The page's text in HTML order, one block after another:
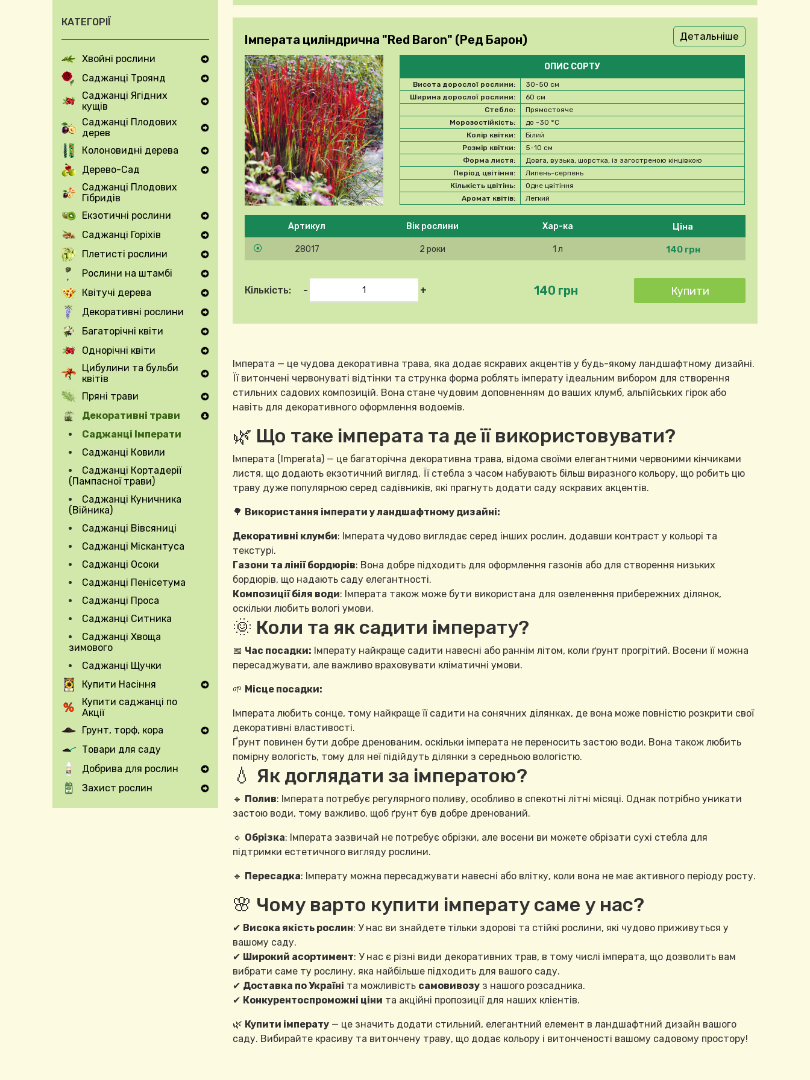
КАТЕГОРІЇ
Хвойні рослини
Expand Secondary Navigation Menu
Саджанці Троянд
Expand Secondary Navigation Menu
Саджанці Ягідних
кущів
Expand Secondary Navigation Menu
Саджанці Плодових
дерев
Expand Secondary Navigation Menu
Колоновидні дерева
Expand Secondary Navigation Menu
Дерево-Сад
Expand Secondary Navigation Menu
Саджанці Плодових
Гібридів
Екзотичні рослини
Expand Secondary Navigation Menu
Саджанці Горіхів
Expand Secondary Navigation Menu
Плетисті рослини
Expand Secondary Navigation Menu
Рослини на штамбі
Expand Secondary Navigation Menu
Квітучі дерева
Expand Secondary Navigation Menu
Декоративні рослини
Expand Secondary Navigation Menu
Багаторічні квіти
Expand Secondary Navigation Menu
Однорічні квіти
Expand Secondary Navigation Menu
Цибулини та бульби
квітів
Expand Secondary Navigation Menu
Пряні трави
Expand Secondary Navigation Menu
Декоративні трави
Expand Secondary Navigation Menu
Саджанці Імперати
Саджанці Ковили
Саджанці Кортадерії
(Пампасної трави)
Саджанці Куничника
(Війника)
Саджанці Вівсяниці
Саджанці Міскантуса
Саджанці Осоки
Саджанці Пенісетума
Саджанці Проса
Саджанці Ситника
Саджанці Хвоща
зимового
Саджанці Щучки
Купити Насіння
Expand Secondary Navigation Menu
Купити саджанці по
Акції
Грунт, торф, кора
Expand Secondary Navigation Menu
Товари для саду
Добрива для рослин
Expand Secondary Navigation Menu
Захист рослин
Expand Secondary Navigation Menu
Імперата циліндрична "Red Baron" (Ред Барон) Детальніше
ОПИС СОРТУ
Висота дорослої рослини:
30-50 см
Ширина дорослої рослини:
60 см
Стебло:
Прямостояче
Морозостійкість:
до -30 °C
Колір квітки:
Білий
Розмір квітки:
5-10 см
Форма листя:
Довга, вузька, шорстка, із загостреною кінцівкою
Період цвітіння:
Липень-серпень
Кількість цвітінь:
Одне цвітіння
Аромат квітів:
Легкий
Будь ласка, виберіть продукт
Артикул Вік рослини Хар-ка Ціна
28017 2 роки 1 л 140 грн
Кількість: - + 140 грн
Імперата — це чудова декоративна трава, яка додає яскравих акцентів у будь-якому ландшафтному дизайні.
Її витончені червонуваті відтінки та струнка форма роблять імперату ідеальним вибором для створення
стильних садових композицій. Вона стане чудовим доповненням до ваших клумб, альпійських гірок або
навіть для декоративного оформлення водоемів.
🌿 Що таке імперата та де її використовувати?
Імперата (Imperata) — це багаторічна декоративна трава, відома своїми елегантними червоними кінчиками
листя, що додають екзотичний вигляд. Її стебла з часом набувають більш виразного кольору, що робить цю
траву дуже популярною серед садівників, які прагнуть додати саду яскравих акцентів.
🌳 Використання імперати у ландшафтному дизайні:
Декоративні клумби: Імперата чудово виглядає серед інших рослин, додавши контраст у кольорі та
текстурі.
Газони та лінії бордюрів: Вона добре підходить для оформлення газонів або для створення низьких
бордюрів, що надають саду елегантності.
Композиції біля води: Імперата також може бути використана для озеленення прибережних ділянок,
оскільки любить вологі умови.
🌞 Коли та як садити імперату?
📅 Час посадки: Імперату найкраще садити навесні або раннім літом, коли ґрунт прогрітий. Восени її можна
пересаджувати, але важливо враховувати кліматичні умови.
🌱 Місце посадки:
Імперата любить сонце, тому найкраще її садити на сонячних ділянках, де вона може повністю розкрити свої
декоративні властивості.
Ґрунт повинен бути добре дренованим, оскільки імперата не переносить застою води. Вона також любить
помірну вологість, тому для неї підійдуть ділянки з середньою вологістю.
💧 Як доглядати за імператою?
🔹 Полив: Імперата потребує регулярного поливу, особливо в спекотні літні місяці. Однак потрібно уникати
застою води, тому важливо, щоб ґрунт був добре дренований.
🔹 Обрізка: Імперата зазвичай не потребує обрізки, але восени ви можете обрізати сухі стебла для
підтримки естетичного вигляду рослини.
🔹 Пересадка: Імперату можна пересаджувати навесні або влітку, коли вона не має активного періоду росту.
🌸 Чому варто купити імперату саме у нас?
✔ Висока якість рослин: У нас ви знайдете тільки здорові та стійкі рослини, які чудово приживуться у
вашому саду.
✔ Широкий асортимент: У нас є різні види декоративних трав, в тому числі імперата, що дозволить вам
вибрати саме ту рослину, яка найбільше підходить для вашого саду.
✔ Доставка по Україні та можливість самовивозуз нашого розсадника.
✔ Конкурентоспроможні ціни та акційні пропозиції для наших клієнтів.
🌿 Купити імперату— це значить додати стильний, елегантний елемент в ландшафтний дизайн вашого
саду. Вибирайте красиву та витончену траву, що додає кольору і витонченості вашому садовому простору!